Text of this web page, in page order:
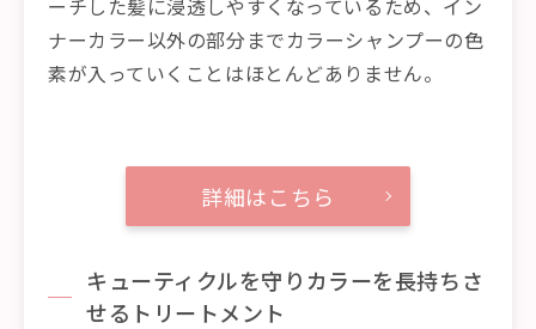
ーチした髪に浸透しやすくなっているため、イン
ナーカラー以外の部分までカラーシャンプーの色
素が入っていくことはほとんどありません。
詳細はこちら
キューティクルを守りカラーを長持ちさ
せるトリートメント